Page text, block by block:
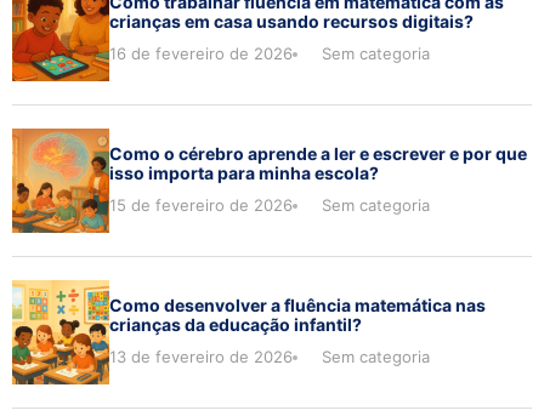
crianças em casa usando recursos digitais?
16 de fevereiro de 2026 Sem categoria
Como o cérebro aprende a ler e escrever e por que
isso importa para minha escola?
15 de fevereiro de 2026 Sem categoria
Como desenvolver a fluência matemática nas
crianças da educação infantil?
13 de fevereiro de 2026 Sem categoria